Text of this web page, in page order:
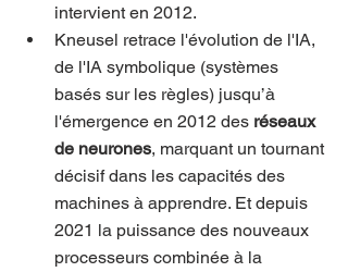
intervient en 2012.
Kneusel retrace l'évolution de l'IA,
de l'IA symbolique (systèmes
basés sur les règles) jusqu’à
l'émergence en 2012 des réseaux
de neurones, marquant un tournant
décisif dans les capacités des
machines à apprendre. Et depuis
2021 la puissance des nouveaux
processeurs combinée à la